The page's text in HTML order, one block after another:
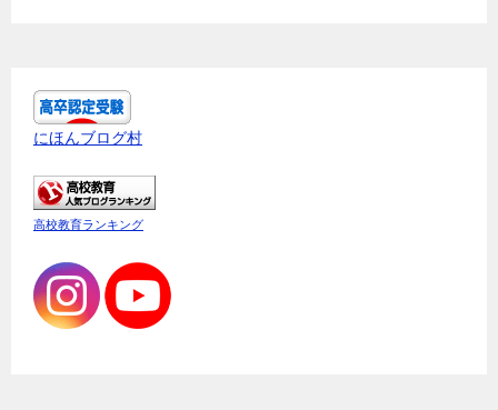
にほんブログ村
高校教育ランキング